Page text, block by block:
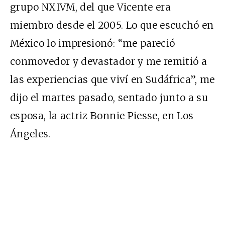
grupo NXIVM, del que Vicente era
miembro desde el 2005. Lo que escuchó en
México lo impresionó: “me pareció
conmovedor y devastador y me remitió a
las experiencias que viví en Sudáfrica”, me
dijo el martes pasado, sentado junto a su
esposa, la actriz Bonnie Piesse, en Los
Ángeles.